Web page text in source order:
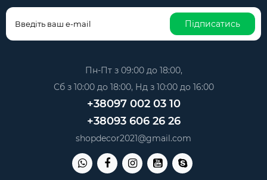
Підписатись
Пн-Пт з 09:00 до 18:00,
Сб з 10:00 до 18:00, Нд з 10:00 до 16:00
+38097 002 03 10
+38093 606 26 26
shopdecor2021@gmail.com